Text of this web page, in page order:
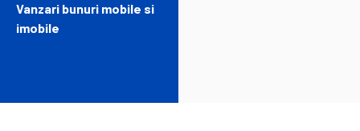
Vanzari bunuri mobile si
imobile